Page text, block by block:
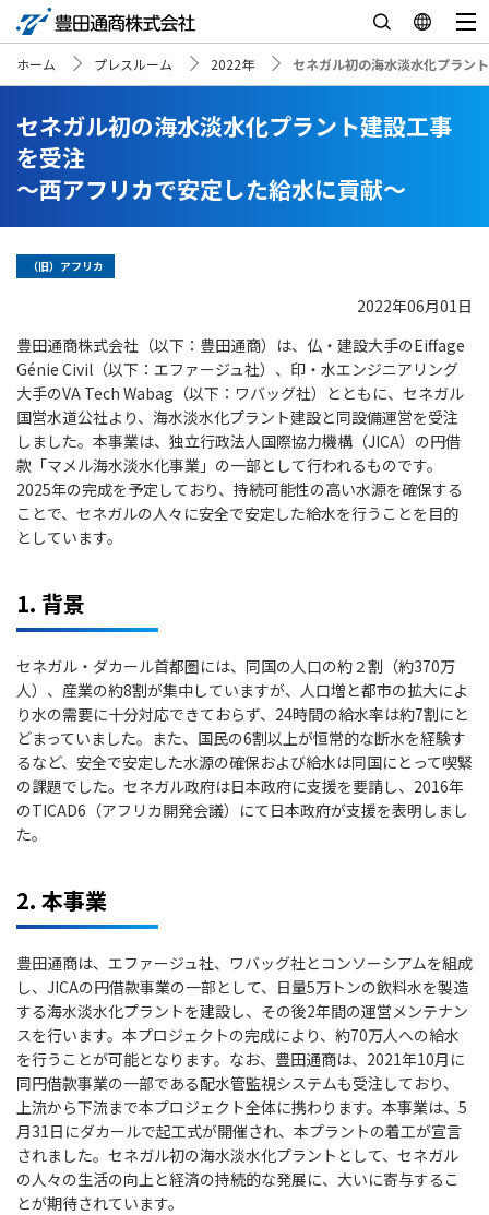
ホーム プレスルーム 2022年 セネガル初の海水淡水化プラン
セネガル初の海水淡水化プラント建設工事
を受注
～西アフリカで安定した給水に貢献～
（旧）アフリカ
2022年06月01日
豊田通商株式会社（以下：豊田通商）は、仏・建設大手のEiffage
Génie Civil （以下：エファージュ社）、印・水エンジニアリング
大手のVA Tech Wabag（以下：ワバッグ社）とともに、セネガル
国営水道公社より、海水淡水化プラント建設と同設備運営を受注
しました。本事業は、独立行政法人国際協力機構（JICA）の円借
款「マメル海水淡水化事業」の一部として行われるものです。
2025年の完成を予定しており、持続可能性の高い水源を確保する
ことで、セネガルの人々に安全で安定した給水を行うことを目的
としています。
1. 背景
セネガル・ダカール首都圏には、同国の人口の約２割（約370万
人）、産業の約8割が集中していますが、人口増と都市の拡大によ
り水の需要に十分対応できておらず、24時間の給水率は約7割にと
どまっていました。また、国民の6割以上が恒常的な断水を経験す
るなど、安全で安定した水源の確保および給水は同国にとって喫緊
の課題でした。セネガル政府は日本政府に支援を要請し、2016年
のTICAD6（アフリカ開発会議）にて日本政府が支援を表明しまし
た。
2. 本事業
豊田通商は、エファージュ社、ワバッグ社とコンソーシアムを組成
し、JICAの円借款事業の一部として、日量5万トンの飲料水を製造
する海水淡水化プラントを建設し、その後2年間の運営メンテナン
スを行います。本プロジェクトの完成により、約70万人への給水
を行うことが可能となります。なお、豊田通商は、2021年10月に
同円借款事業の一部である配水管監視システムも受注しており、
上流から下流まで本プロジェクト全体に携わります。本事業は、5
月31日にダカールで起工式が開催され、本プラントの着工が宣言
されました。セネガル初の海水淡水化プラントとして、セネガル
の人々の生活の向上と経済の持続的な発展に、大いに寄与するこ
とが期待されています。